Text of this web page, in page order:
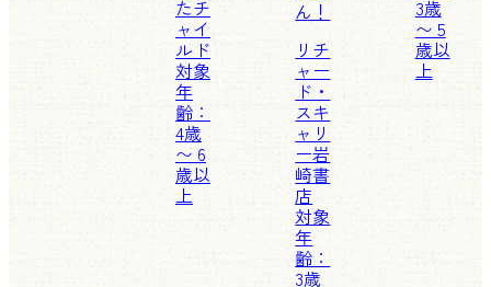
たチ
ャイ
ルド
対象
年
齢：
4歳
〜 6
歳以
上
ん！
リチ
ャー
ド・
スキ
ャリ
ー岩
崎書
店
対象
年
齢：
3歳
3歳
〜 5
歳以
上